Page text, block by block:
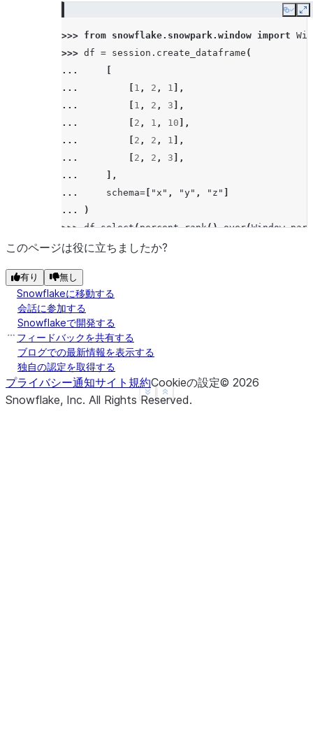
Copy
>>> from snowflake.snowpark.window import
>>> df = session . create_dataframe (
...
...
1 , 2 , 1 ],
...
1 , 2 , 3 ],
...
2 , 1 , 10 ],
...
2 , 2 , 1 ],
...
2 , 2 , 3 ],
...
],
...
schema= "x" , "y" , "z"
...
)
>>> df.select(percent_rank().over(Window.
------------
------------
|0.0       |
|0.5       |
|0.5       |
|0.0       |
|0.0       |
------------
Show less
See more
このページは役に立ちましたか?
有り 無し
Snowflakeに移動する
会話に参加する
Snowflakeで開発する
フィードバックを共有する
ブログでの最新情報を表示する
独自の認定を取得する
プライバシー通知サイト規約Cookieの設定© 2026
Snowflake, Inc. All Rights Reserved.